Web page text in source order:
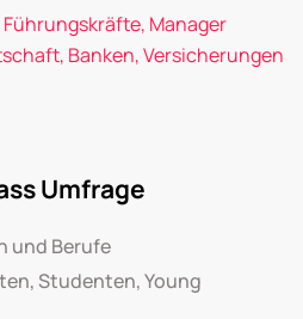
Manager
Banken, Versicherungen
Umfrage
und Berufe
Studenten, Young